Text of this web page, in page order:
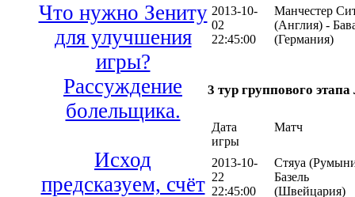
Что нужно Зениту
для улучшения
игры?
Рассуждение
болельщика.
Исход
предсказуем, счёт
2013-10-
02
22:45:00
Манчестер
(Англия) -
(Германия)
3 тур группового
Дата
игры
Матч
2013-10-
22
22:45:00
Стяуа
Базель
(Швейцария)